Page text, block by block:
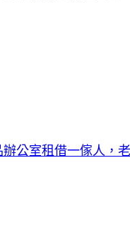
公室租借一傢人，